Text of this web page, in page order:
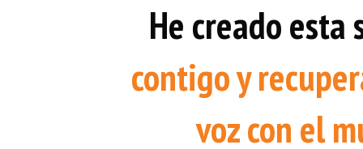
He creado
contigo y
voz con el